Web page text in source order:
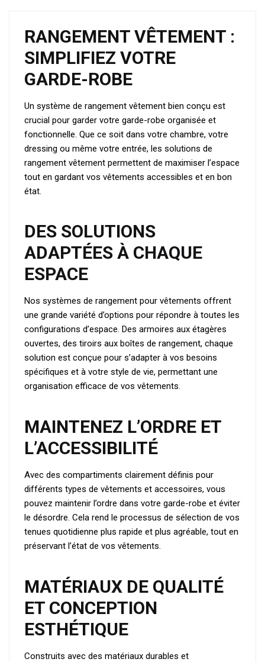
produit
RANGEMENT VÊTEMENT :
SIMPLIFIEZ VOTRE
GARDE-ROBE
Un système de rangement vêtement bien conçu est
crucial pour garder votre garde-robe organisée et
fonctionnelle. Que ce soit dans votre chambre, votre
dressing ou même votre entrée, les solutions de
rangement vêtement permettent de maximiser l’espace
tout en gardant vos vêtements accessibles et en bon
état.
DES SOLUTIONS
ADAPTÉES À CHAQUE
ESPACE
Nos systèmes de rangement pour vêtements offrent
une grande variété d’options pour répondre à toutes les
configurations d’espace. Des armoires aux étagères
ouvertes, des tiroirs aux boîtes de rangement, chaque
solution est conçue pour s’adapter à vos besoins
spécifiques et à votre style de vie, permettant une
organisation efficace de vos vêtements.
MAINTENEZ L’ORDRE ET
L’ACCESSIBILITÉ
Avec des compartiments clairement définis pour
différents types de vêtements et accessoires, vous
pouvez maintenir l’ordre dans votre garde-robe et éviter
le désordre. Cela rend le processus de sélection de vos
tenues quotidienne plus rapide et plus agréable, tout en
préservant l’état de vos vêtements.
MATÉRIAUX DE QUALITÉ
ET CONCEPTION
ESTHÉTIQUE
Construits avec des matériaux durables et